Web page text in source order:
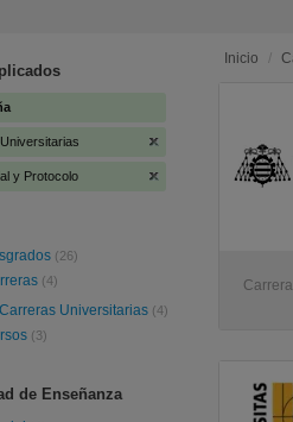
y Protocolo
(26)
(4)
Carreras Universitarias (4)
(3)
de Enseñanza
Inicio /